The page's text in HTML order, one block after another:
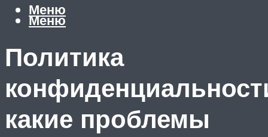
Меню
Меню
Политика
какие проблемы